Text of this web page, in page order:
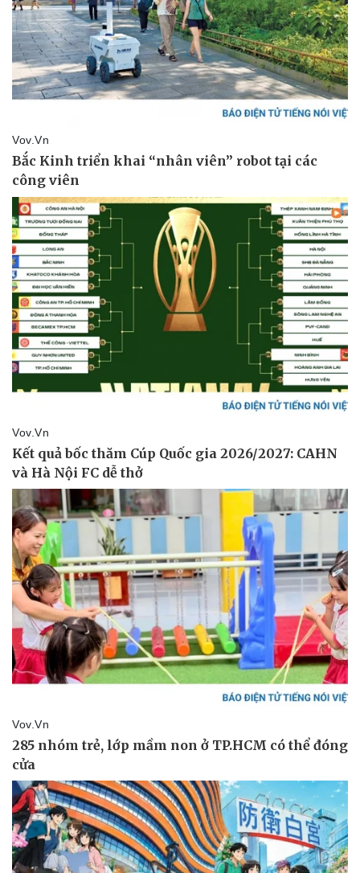
Thể thao
Bóng đá
Lịch thi đấu bóng đá
Thế giới thể thao
eSports
Hậu trường
Ô tô - Xe máy
Ô tô